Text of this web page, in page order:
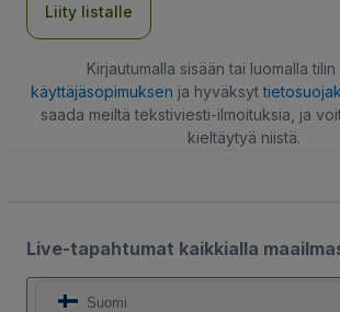
Liity listalle
Kirjautumalla sisään tai luomalla
käyttäjäsopimuksen ja hyväksyt
saada meiltä tekstiviesti-ilmoituksia, ja
kieltäytyä niistä.
Live-tapahtumat kaikkialla
Suomi